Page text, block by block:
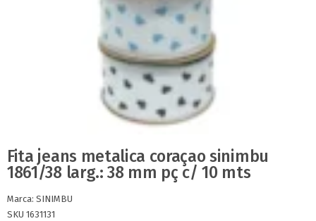
Fita jeans metalica coraçao sinimbu
1861/38 larg.: 38 mm pç c/ 10 mts
Marca:SINIMBU
SKU 1631131